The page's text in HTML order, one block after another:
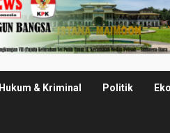
Hukum & Kriminal Politik